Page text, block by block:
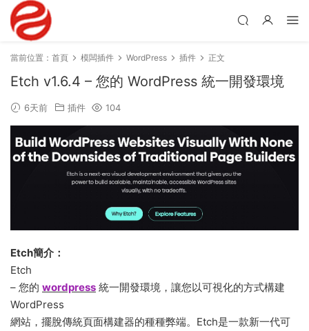
當前位置： 首頁 模闆插件 WordPress 插件 正文
Etch v1.6.4 – 您的 WordPress 統一開發環境
6天前 插件 104
Etch簡介：
Etch
– 您的 wordpress 統一開發環境，讓您以可視化的方式構建
WordPress
網站，擺脫傳統頁面構建器的種種弊端。Etch是一款新一代可